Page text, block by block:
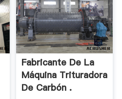
Fabricante De La
Máquina Trituradora
De Carbón .